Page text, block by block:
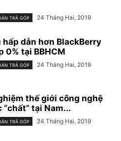
TRẢ GÓP 24 Tháng Hai, 2019
hấp dẫn hơn BlackBerry
0% tại BBHCM
TRẢ GÓP 24 Tháng Hai, 2019
thế giới công nghệ
“chất” tại Nam...
TRẢ GÓP 24 Tháng Hai, 2019